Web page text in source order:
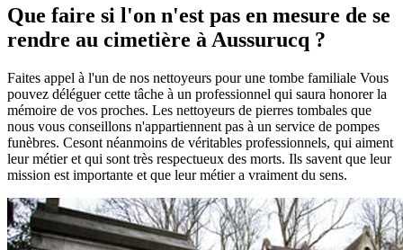
Que faire si l'on n'est pas en mesure de se
rendre au cimetière à Aussurucq ?
Faites appel à l'un de nos nettoyeurs pour une tombe familiale Vous
pouvez déléguer cette tâche à un professionnel qui saura honorer la
mémoire de vos proches. Les nettoyeurs de pierres tombales que
nous vous conseillons n'appartiennent pas à un service de pompes
funèbres. Cesont néanmoins de véritables professionnels, qui aiment
leur métier et qui sont très respectueux des morts. Ils savent que leur
mission est importante et que leur métier a vraiment du sens.